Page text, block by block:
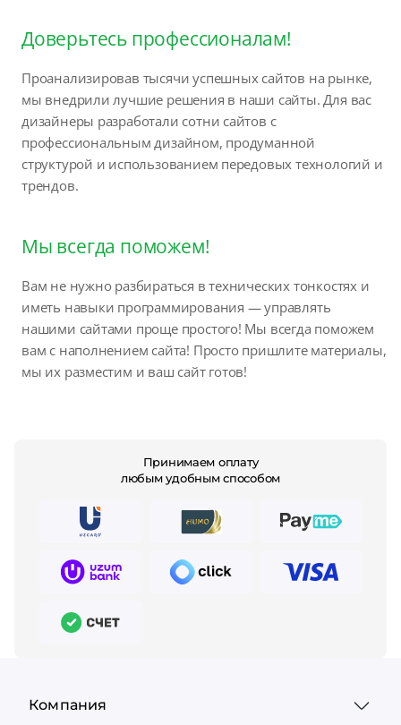
Доверьтесь профессионалам!
Проанализировав тысячи успешных сайтов на рынке,
мы внедрили лучшие решения в наши сайты. Для вас
дизайнеры разработали сотни сайтов с
профессиональным дизайном, продуманной
структурой и использованием передовых технологий и
трендов.
Мы всегда поможем!
Вам не нужно разбираться в технических тонкостях и
иметь навыки программирования — управлять
нашими сайтами проще простого! Мы всегда поможем
вам с наполнением сайта! Просто пришлите материалы,
мы их разместим и ваш сайт готов!
Принимаем оплату
любым удобным способом
Компания